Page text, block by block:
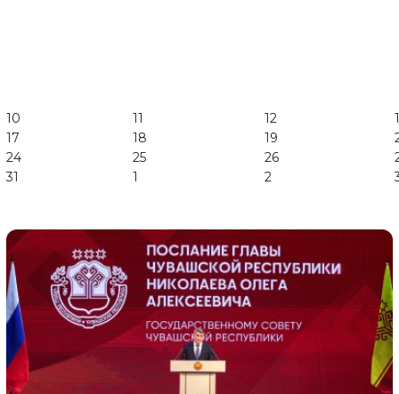
10 11 12
17
18 19
24
25 26
31
1 2